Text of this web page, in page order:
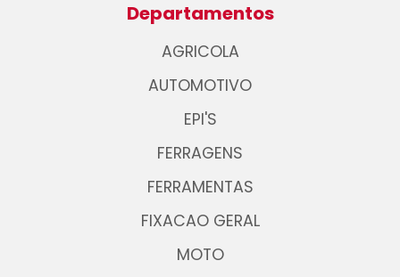
Departamentos
AGRICOLA
AUTOMOTIVO
EPI'S
FERRAGENS
FERRAMENTAS
FIXACAO GERAL
MOTO